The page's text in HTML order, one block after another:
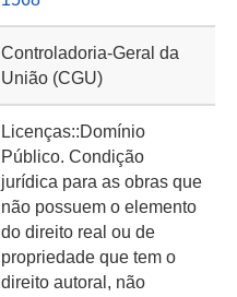
Controladoria-Geral da
União (CGU)
Licenças::Domínio
Público. Condição
jurídica para as obras que
não possuem o elemento
do direito real ou de
propriedade que tem o
direito autoral, não